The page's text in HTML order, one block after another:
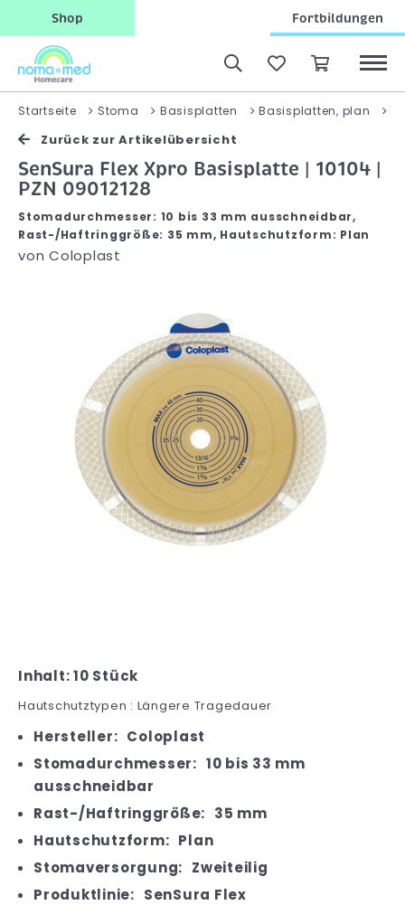
Shop Fortbildungen
Startseite Stoma Basisplatten Basisplatten, plan
Zurück zur Artikelübersicht
SenSura Flex Xpro Basisplatte | 10104 |
PZN 09012128
Stomadurchmesser: 10 bis 33 mm ausschneidbar,
Rast-/Haftringgröße: 35 mm, Hautschutzform: Plan
von Coloplast
Inhalt: 10 Stück
Hautschutztypen : Längere Tragedauer
Hersteller: Coloplast
Stomadurchmesser: 10 bis 33 mm
ausschneidbar
Rast-/Haftringgröße: 35 mm
Hautschutzform: Plan
Stomaversorgung: Zweiteilig
Produktlinie: SenSura Flex